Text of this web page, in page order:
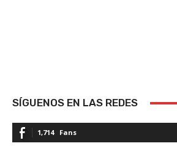
SÍGUENOS EN LAS REDES
1,714 Fans